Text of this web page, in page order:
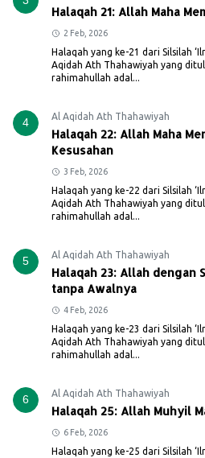
Halaqah 21: Allah Maha
2 Feb, 2026
Halaqah yang ke-21 dari Silsilah
Aqidah Ath Thahawiyah yang
rahimahullah adal...
4 Al Aqidah Ath Thahawiyah
Halaqah 22: Allah Maha
Kesusahan
3 Feb, 2026
Halaqah yang ke-22 dari Silsilah
Aqidah Ath Thahawiyah yang
rahimahullah adal...
5 Al Aqidah Ath Thahawiyah
Halaqah 23: Allah dengan
tanpa Awalnya
4 Feb, 2026
Halaqah yang ke-23 dari Silsilah
Aqidah Ath Thahawiyah yang
rahimahullah adal...
6 Al Aqidah Ath Thahawiyah
Halaqah 25: Allah Muhyil
6 Feb, 2026
Halaqah yang ke-25 dari Silsilah